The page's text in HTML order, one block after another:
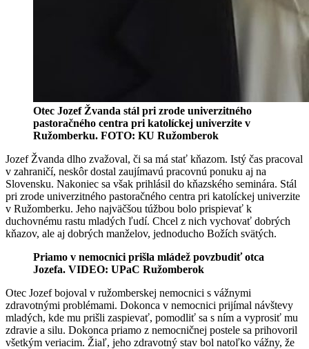
Otec Jozef Žvanda stál pri zrode univerzitného
pastoračného centra pri katolíckej univerzite v
Ružomberku. FOTO: KU Ružomberok
Jozef Žvanda dlho zvažoval, či sa má stať kňazom. Istý čas pracoval
v zahraničí, neskôr dostal zaujímavú pracovnú ponuku aj na
Slovensku. Nakoniec sa však prihlásil do kňazského seminára. Stál
pri zrode univerzitného pastoračného centra pri katolíckej univerzite
v Ružomberku. Jeho najväčšou túžbou bolo prispievať k
duchovnému rastu mladých ľudí. Chcel z nich vychovať dobrých
kňazov, ale aj dobrých manželov, jednoducho Božích svätých.
Priamo v nemocnici prišla mládež povzbudiť otca
Jozefa. VIDEO: UPaC Ružomberok
Otec Jozef bojoval v ružomberskej nemocnici s vážnymi
zdravotnými problémami. Dokonca v nemocnici prijímal návštevy
mladých, kde mu prišli zaspievať, pomodliť sa s ním a vyprosiť mu
zdravie a silu. Dokonca priamo z nemocničnej postele sa prihovoril
všetkým veriacim. Žiaľ, jeho zdravotný stav bol natoľko vážny, že